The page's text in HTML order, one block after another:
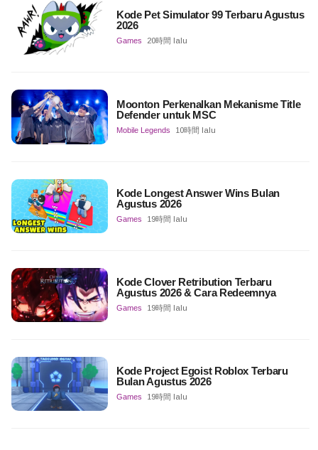
Kode Pet Simulator 99 Terbaru Agustus
2026
Games 20時間 lalu
Moonton Perkenalkan Mekanisme Title
Defender untuk MSC
Mobile Legends 10時間 lalu
Kode Longest Answer Wins Bulan
Agustus 2026
Games 19時間 lalu
Kode Clover Retribution Terbaru
Agustus 2026 & Cara Redeemnya
Games 19時間 lalu
Kode Project Egoist Roblox Terbaru
Bulan Agustus 2026
Games 19時間 lalu